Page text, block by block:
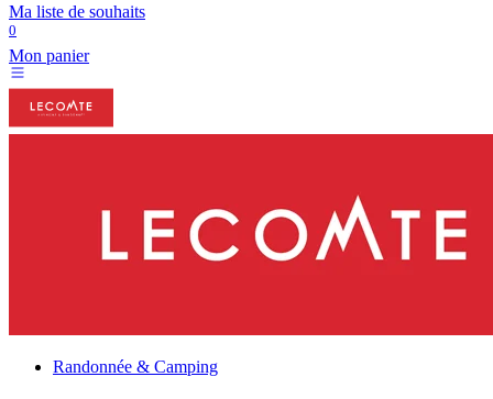
Ma liste de souhaits
0
Mon panier
Randonnée & Camping